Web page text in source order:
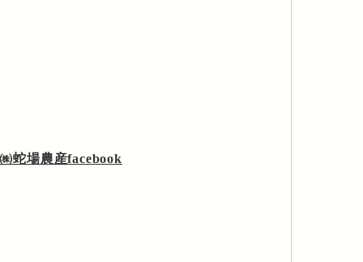
㈱蛇場農産facebook